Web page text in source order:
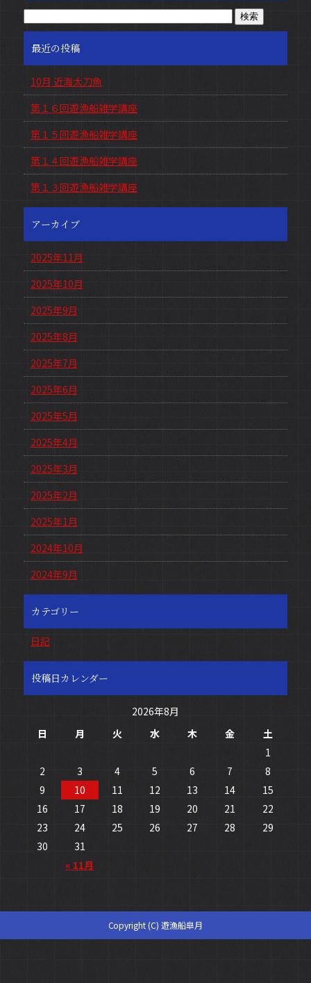
最近の投稿
10月 近海太刀魚
第１６回遊漁船雑学講座
第１５回遊漁船雑学講座
第１４回遊漁船雑学講座
第１３回遊漁船雑学講座
アーカイブ
2025年11月
2025年10月
2025年9月
2025年8月
2025年7月
2025年6月
2025年5月
2025年4月
2025年3月
2025年2月
2025年1月
2024年10月
2024年9月
カテゴリー
日記
投稿日カレンダー
2026年8月
日
月 火 水 木 金 土
« 11月
1
2
3 4 5 6 7
8
9
10 11 12 13 14
15
16
17 18 19 20 21
22
23
24 25 26 27 28
29
30
31
Copyright (C) 遊漁船皐月